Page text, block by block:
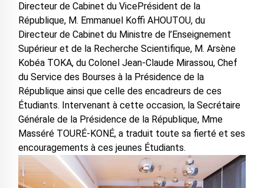
Directeur de Cabinet du VicePrésident de la
République, M. Emmanuel Koffi AHOUTOU, du
Directeur de Cabinet du Ministre de l’Enseignement
Supérieur et de la Recherche Scientifique, M. Arsène
Kobéa TOKA, du Colonel Jean-Claude Mirassou, Chef
du Service des Bourses à la Présidence de la
République ainsi que celle des encadreurs de ces
Étudiants. Intervenant à cette occasion, la Secrétaire
Générale de la Présidence de la République, Mme
Masséré TOURÉ-KONÉ, a traduit toute sa fierté et ses
encouragements à ces jeunes Étudiants.